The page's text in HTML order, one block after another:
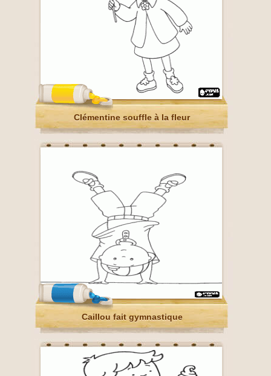
Clémentine souffle à la fleur
Caillou fait gymnastique